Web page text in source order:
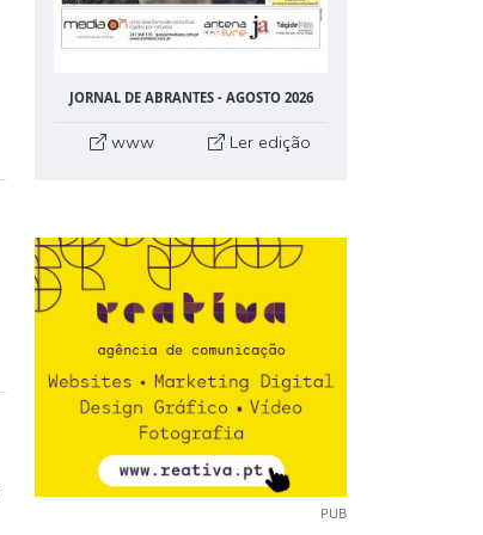
JORNAL DE ABRANTES - AGOSTO 2026
www Ler edição
PUB